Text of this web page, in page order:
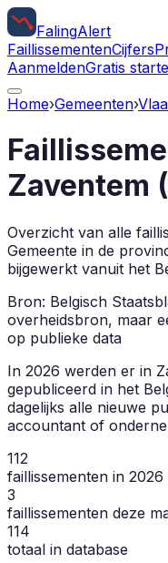
FalingAlert
FaillissementenCijfers
AanmeldenGratis
Home›Gemeenten›
Zaventem (
Overzicht van alle
Gemeente in de
bijgewerkt vanuit het
Bron: Belgisch
overheidsbron, maar
op publieke data
In 2026 werden er in
gepubliceerd in het
dagelijks alle nieuwe
accountant of
112
faillissementen in 2026
3
faillissementen deze
114
totaal in database